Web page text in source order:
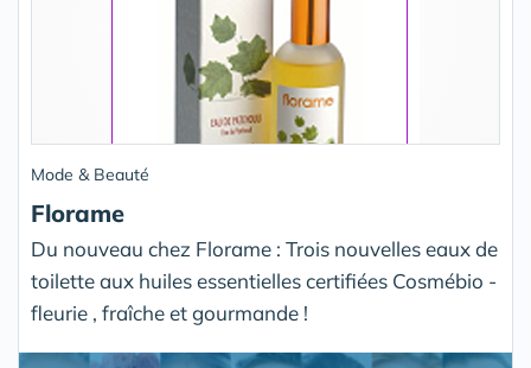
Mode & Beauté
Florame
Du nouveau chez Florame : Trois nouvelles eaux de
toilette aux huiles essentielles certifiées Cosmébio -
fleurie , fraîche et gourmande !